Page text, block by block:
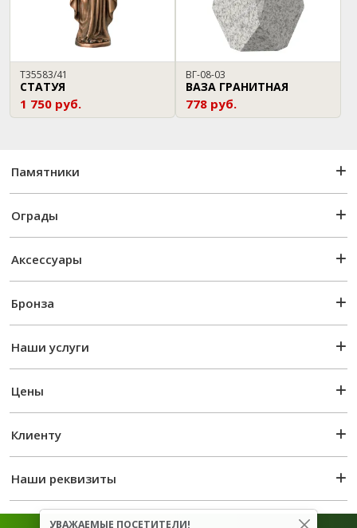
T35583/41
СТАТУЯ
1 750 руб.
ВГ-08-03
ВАЗА ГРАНИТНАЯ
778 руб.
Памятники
Ограды
Аксессуары
Бронза
Наши услуги
Цены
Клиенту
Наши реквизиты
УВАЖАЕМЫЕ ПОСЕТИТЕЛИ!